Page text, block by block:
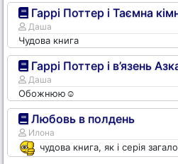
Гаррі Поттер і Таємна
Даша
Чудова книга
Гаррі Поттер і в’язень
Даша
Обожнюю☺️
Любовь в полдень
Илона
чудова книга, як і серія